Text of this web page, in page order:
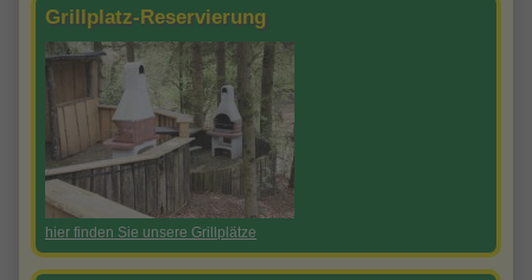
Grillplatz-Reservierung
hier finden Sie unsere Grillplätze